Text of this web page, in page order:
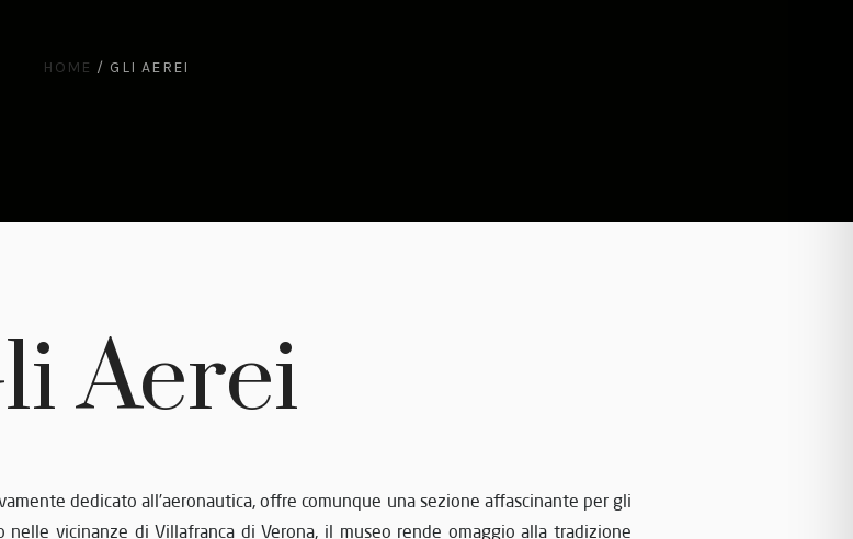
HOME / GLI AEREI
Aerei
dedicato all’aeronautica, offre comunque una sezione affascinante per gli
vicinanze di Villafranca di Verona, il museo rende omaggio alla tradizione